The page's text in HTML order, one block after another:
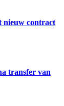
nieuw contract
transfer van